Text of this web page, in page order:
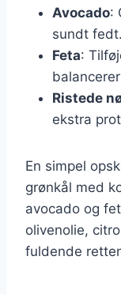
Avocado:
sundt fedt.
Feta:
Ristede
ekstra
En simpel
grønkål med
avocado og
olivenolie,
fuldende